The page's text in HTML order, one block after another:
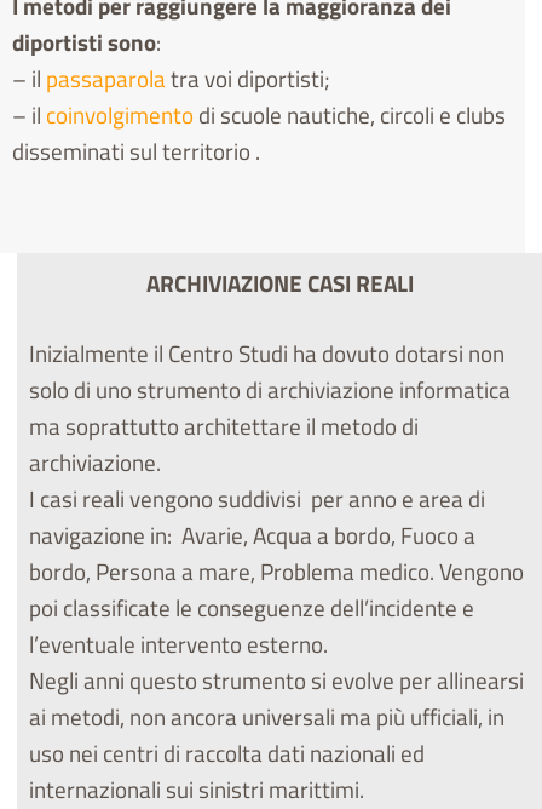
diportisti sono:
– il passaparolatra voi diportisti;
– il coinvolgimento di scuole nautiche, circoli e clubs
disseminati sul territorio .
ARCHIVIAZIONE CASI REALI
Inizialmente il Centro Studi ha dovuto dotarsi non
solo di uno strumento di archiviazione informatica
ma soprattutto architettare il metodo di
archiviazione.
I casi reali vengono suddivisi per anno e area di
navigazione in: Avarie, Acqua a bordo, Fuoco a
bordo, Persona a mare, Problema medico. Vengono
poi classificate le conseguenze dell’incidente e
l’eventuale intervento esterno.
Negli anni questo strumento si evolve per allinearsi
ai metodi, non ancora universali ma più ufficiali, in
uso nei centri di raccolta dati nazionali ed
internazionali sui sinistri marittimi.